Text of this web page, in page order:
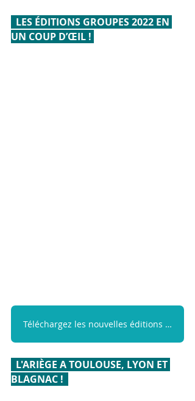
UN COUP D’ŒIL !
Téléchargez les nouvelles éditions ici !
BLAGNAC !